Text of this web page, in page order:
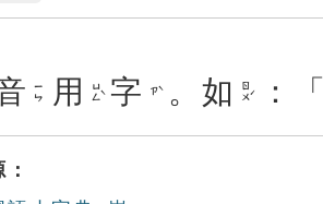
ㄧㄣ 用 ㄩㄥˋ 字 ㄗˋ 。 如 ㄖㄨˊ ：「